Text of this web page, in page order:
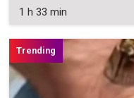
1 h 33 min